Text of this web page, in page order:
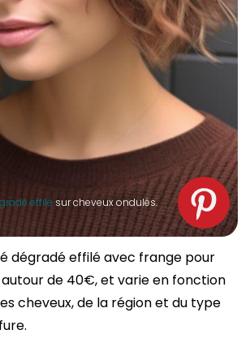
effilé sur cheveux ondulés.
dégradé effilé avec frange pour
de 40€, et varie en fonction
cheveux, de la région et du type